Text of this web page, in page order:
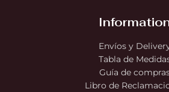
Envíos y
Tabla de
Guía de
Libro de